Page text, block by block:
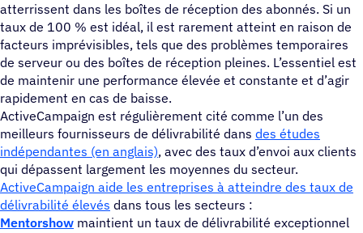
atterrissent dans les boîtes de réception des abonnés. Si un
taux de 100 % est idéal, il est rarement atteint en raison de
facteurs imprévisibles, tels que des problèmes temporaires
de serveur ou des boîtes de réception pleines. L’essentiel est
de maintenir une performance élevée et constante et d’agir
rapidement en cas de baisse.
ActiveCampaign est régulièrement cité comme l’un des
meilleurs fournisseurs de délivrabilité dans des études
indépendantes (en anglais), avec des taux d’envoi aux clients
qui dépassent largement les moyennes du secteur.
ActiveCampaign aide les entreprises à atteindre des taux de
délivrabilité élevés dans tous les secteurs :
Mentorshow maintient un taux de délivrabilité exceptionnel